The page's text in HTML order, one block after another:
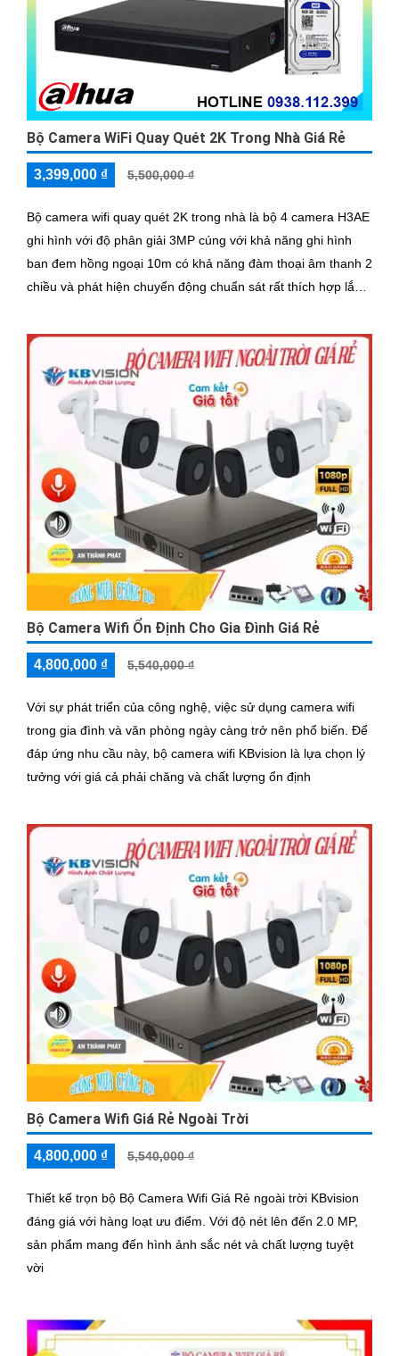
Bộ Camera WiFi Quay Quét 2K Trong Nhà Giá Rẻ
3,399,000 ₫ 5,500,000 ₫
Bộ camera wifi quay quét 2K trong nhà là bộ 4 camera H3AE
ghi hình với độ phân giải 3MP cúng với khả năng ghi hình
ban đem hồng ngoại 10m có khả năng đàm thoại âm thanh 2
chiều và phát hiện chuyển động chuẩn sát rất thích hợp lắp
cầu camera vừa có thể giám sát đêm vừa có thể đàm thoại
được âm thanh 2 chiều.
Bộ Camera Wifi Ổn Định Cho Gia Đình Giá Rẻ
4,800,000 ₫ 5,540,000 ₫
Với sự phát triển của công nghệ, việc sử dụng camera wifi
trong gia đình và văn phòng ngày càng trở nên phổ biến. Để
đáp ứng nhu cầu này, bộ camera wifi KBvision là lựa chọn lý
tưởng với giá cả phải chăng và chất lượng ổn định
Bộ Camera Wifi Giá Rẻ Ngoài Trời
4,800,000 ₫ 5,540,000 ₫
Thiết kế trọn bộ Bộ Camera Wifi Giá Rẻ ngoài trời KBvision
đáng giá với hàng loạt ưu điểm. Với độ nét lên đến 2.0 MP,
sản phẩm mang đến hình ảnh sắc nét và chất lượng tuyệt
vời